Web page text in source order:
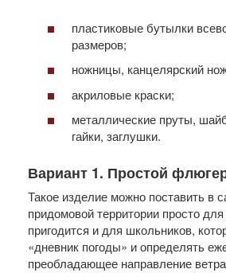
пластиковые бутылки
размеров;
ножницы, канцелярский
акриловые краски;
металлические пруты,
гайки, заглушки.
Вариант 1. Простой
Такое изделие можно поставить в
придомовой территории просто
пригодится и для школьников,
«дневник погоды» и определять
преобладающее направление